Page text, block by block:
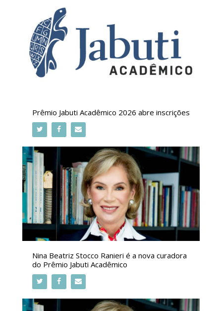
Prêmio Jabuti Acadêmico 2026 abre inscrições
Nina Beatriz Stocco Ranieri é a nova curadora
do Prêmio Jabuti Acadêmico